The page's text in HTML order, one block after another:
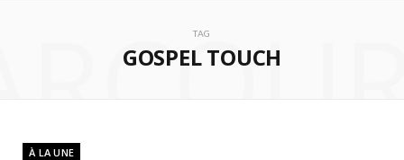
TAG
GOSPEL TOUCH
À LA UNE